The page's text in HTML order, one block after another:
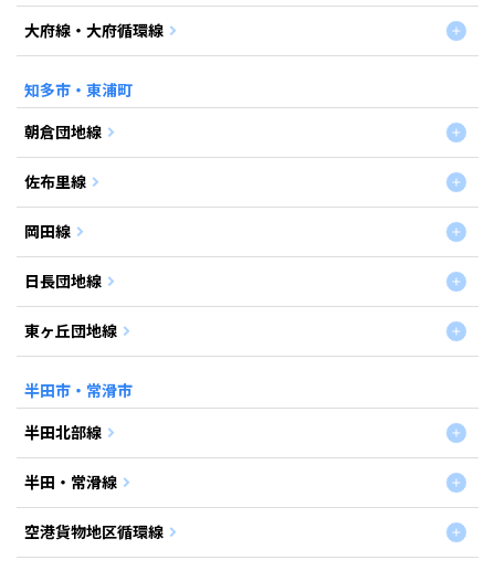
大府線・大府循環線
知多市・東浦町
朝倉団地線
佐布里線
岡田線
日長団地線
東ヶ丘団地線
半田市・常滑市
半田北部線
半田・常滑線
空港貨物地区循環線